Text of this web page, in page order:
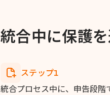
統合中に保護
ステップ1
統合プロセス中に、申告段階